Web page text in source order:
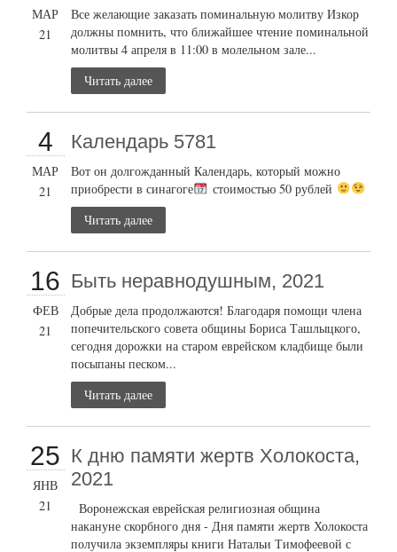
МАР
21
Все желающие заказать поминальную молитву Изкор
должны помнить, что ближайшее чтение поминальной
молитвы 4 апреля в 11:00 в молельном зале...
Читать далее
4
МАР
21
Календарь 5781
Вот он долгожданный Календарь, который можно
приобрести в синагоге
стоимостью 50 рублей
Читать далее
16
ФЕВ
21
Быть неравнодушным, 2021
Добрые дела продолжаются! Благодаря помощи члена
попечительского совета общины Бориса Ташлыцкого,
сегодня дорожки на старом еврейском кладбище были
посыпаны песком...
Читать далее
25
ЯНВ
21
К дню памяти жертв Холокоста,
2021
Воронежская еврейская религиозная община
накануне скорбного дня - Дня памяти жертв Холокоста
получила экземпляры книги Натальи Тимофеевой с